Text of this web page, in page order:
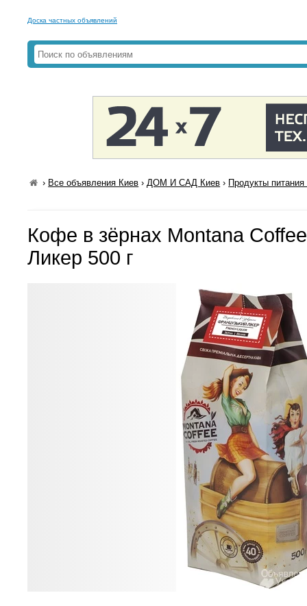
Доска частных объявлений
› Все объявления Киев ›ДОМ И САД Киев › Продукты
Кофе в зёрнах Montana
Ликер 500 г